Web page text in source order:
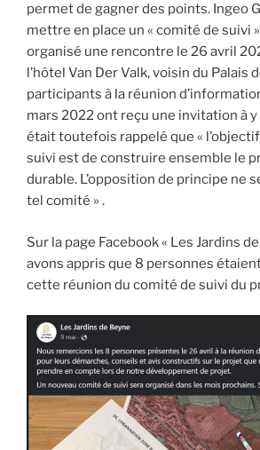
permet de gagner des points. Ingeo
mettre en place un « comité de suivi
organisé une rencontre le 26 avril
l’hôtel Van Der Valk, voisin du Palais
participants à la réunion
mars 2022 ont reçu une invitation à
était toutefois rappelé que «
suivi est de construire ensemble le
durable. L’opposition de principe ne
tel comité » .
Sur la page Facebook « Les Jardins
avons appris que 8 personnes
cette réunion du comité de suivi du